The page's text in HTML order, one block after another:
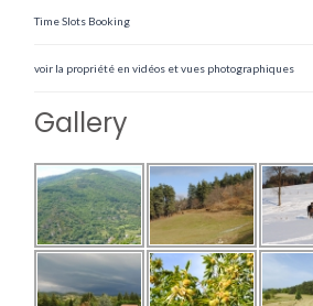
Time Slots Booking
voir la propriété en vidéos et vues photographiques
Gallery